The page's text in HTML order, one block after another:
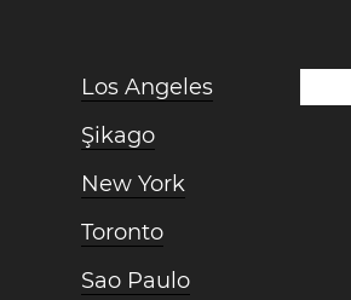
Los Angeles
Şikago
New York
Toronto
Sao Paulo